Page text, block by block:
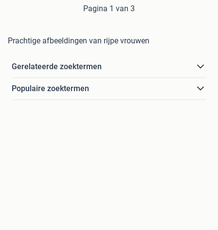
Pagina 1 van 3
Prachtige afbeeldingen van rijpe vrouwen
Gerelateerde zoektermen
Populaire zoektermen